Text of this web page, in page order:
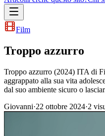
Film
Troppo azzurro
Troppo azzurro (2024) ITA di
aggrappato alla sua vita
dal suo ambiente sicuro o
Giovanni·22 ottobre 2024·2